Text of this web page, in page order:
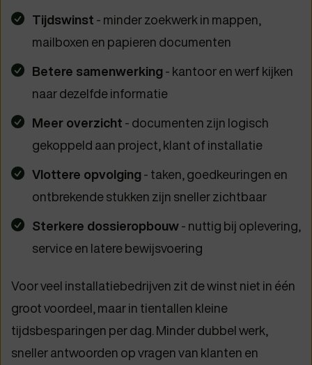
Tijdswinst - minder zoekwerk in mappen,
mailboxen en papieren documenten
Betere samenwerking - kantoor en werf kijken
naar dezelfde informatie
Meer overzicht - documenten zijn logisch
gekoppeld aan project, klant of installatie
Vlottere opvolging - taken, goedkeuringen en
ontbrekende stukken zijn sneller zichtbaar
Sterkere dossieropbouw- nuttig bij oplevering,
service en latere bewijsvoering
Voor veel installatiebedrijven zit de winst niet in één
groot voordeel, maar in tientallen kleine
tijdsbesparingen per dag. Minder dubbel werk,
sneller antwoorden op vragen van klanten en